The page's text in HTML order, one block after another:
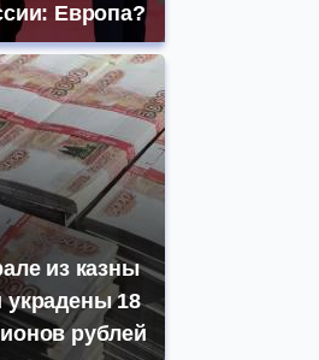
Европа?
из казны
18
рублей